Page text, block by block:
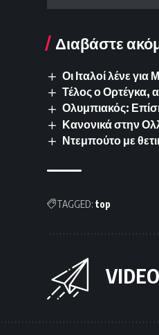
Διαβάστε
Οι Ιταλοί λένε
Τέλος ο Ορτέγκα,
Ολυμπιακός:
Κανονικά στην
Ντεμπούτο με
TAGGED: top
VIDEO